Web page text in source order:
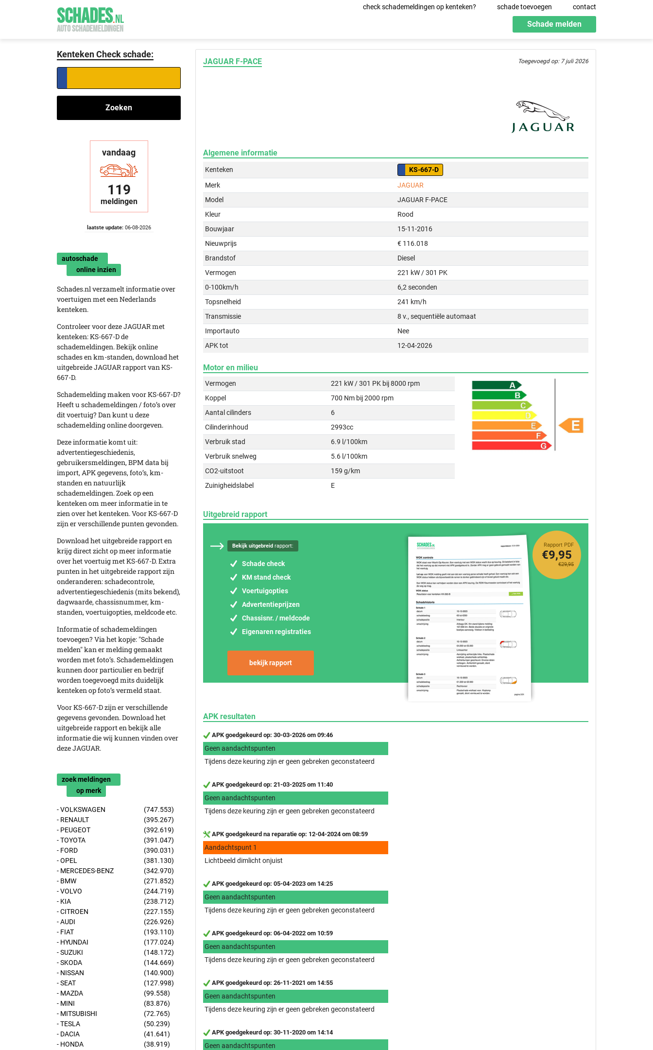
SCHADES.NL
AUTO SCHADEMELDINGEN
check schademeldingen op kenteken? schade toevoegen contact
Schade melden
Kenteken Check schade:
Zoeken
vandaag
119
meldingen
laatste update:06-08-2026
autoschade
online inzien
Schades.nl verzamelt informatie over
voertuigen met een Nederlands
kenteken.
Controleer voor deze JAGUAR met
kenteken: KS-667-D de
schademeldingen. Bekijk online
schades en km-standen, download het
uitgebreide JAGUAR rapport van KS-
667-D.
Schademelding maken voor KS-667-D?
Heeft u schademeldingen / foto’s over
dit voertuig? Dan kunt u deze
schademelding online doorgeven.
Deze informatie komt uit:
advertentiegeschiedenis,
gebruikersmeldingen, BPM data bij
import, APK gegevens, foto’s, km-
standen en natuurlijk
schademeldingen. Zoek op een
kenteken om meer informatie in te
zien over het kenteken. Voor KS-667-D
zijn er verschillende punten gevonden.
Download het uitgebreide rapport en
krijg direct zicht op meer informatie
over het voertuig met KS-667-D. Extra
punten in het uitgebreide rapport zijn
onderanderen: schadecontrole,
advertentiegeschiedenis (mits bekend),
dagwaarde, chassisnummer, km-
standen, voertuigopties, meldcode etc.
Informatie of schademeldingen
toevoegen? Via het kopje: "Schade
melden" kan er melding gemaakt
worden met foto’s. Schademeldingen
kunnen door particulier en bedrijf
worden toegevoegd mits duidelijk
kenteken op foto’s vermeld staat.
Voor KS-667-D zijn er verschillende
gegevens gevonden. Download het
uitgebreide rapport en bekijk alle
informatie die wij kunnen vinden over
deze JAGUAR.
zoek meldingen
op merk
- VOLKSWAGEN
(747.553)
- RENAULT
(395.267)
- PEUGEOT
(392.619)
- TOYOTA
(391.047)
- FORD
(390.031)
- OPEL
(381.130)
- MERCEDES-BENZ
(342.970)
- BMW
(271.852)
- VOLVO
(244.719)
- KIA
(238.712)
- CITROEN
(227.155)
- AUDI
(226.926)
- FIAT
(193.110)
- HYUNDAI
(177.024)
- SUZUKI
(148.172)
- SKODA
(144.669)
- NISSAN
(140.900)
- SEAT
(127.998)
- MAZDA
(99.558)
- MINI
(83.876)
- MITSUBISHI
(72.765)
- TESLA
(50.239)
- DACIA
(41.641)
- HONDA
(38.919)
JAGUAR F-PACE Toegevoegd op: 7 juli 2026
Algemene informatie
Kenteken
KS-667-D
Merk
JAGUAR
Model
JAGUAR F-PACE
Kleur
Rood
Bouwjaar
15-11-2016
Nieuwprijs
€ 116.018
Brandstof
Diesel
Vermogen
221 kW / 301 PK
0-100km/h
6,2 seconden
Topsnelheid
241 km/h
Transmissie
8 v., sequentiële automaat
Importauto
Nee
APK tot
12-04-2026
Motor en milieu
Vermogen
221 kW / 301 PK bij 8000 rpm
Koppel
700 Nm bij 2000 rpm
Aantal cilinders
6
Cilinderinhoud
2993cc
Verbruik stad
6.9 l/100km
Verbruik snelweg
5.6 l/100km
CO2-uitstoot
159 g/km
Zuinigheidslabel
E
Uitgebreid rapport
Bekijk uitgebreid rapport:
Schade check
KM stand check
Voertuigopties
Advertentieprijzen
Chassisnr. / meldcode
Eigenaren registraties
bekijk rapport
Rapport PDF
€29,95
€9,95
APK resultaten
APK goedgekeurd op: 30-03-2026 om 09:46
Geen aandachtspunten
Tijdens deze keuring zijn er geen gebreken geconstateerd
APK goedgekeurd op: 21-03-2025 om 11:40
Geen aandachtspunten
Tijdens deze keuring zijn er geen gebreken geconstateerd
APK goedgekeurd na reparatie op: 12-04-2024 om 08:59
Aandachtspunt 1
Lichtbeeld dimlicht onjuist
APK goedgekeurd op: 05-04-2023 om 14:25
Geen aandachtspunten
Tijdens deze keuring zijn er geen gebreken geconstateerd
APK goedgekeurd op: 06-04-2022 om 10:59
Geen aandachtspunten
Tijdens deze keuring zijn er geen gebreken geconstateerd
APK goedgekeurd op: 26-11-2021 om 14:55
Geen aandachtspunten
Tijdens deze keuring zijn er geen gebreken geconstateerd
APK goedgekeurd op: 30-11-2020 om 14:14
Geen aandachtspunten